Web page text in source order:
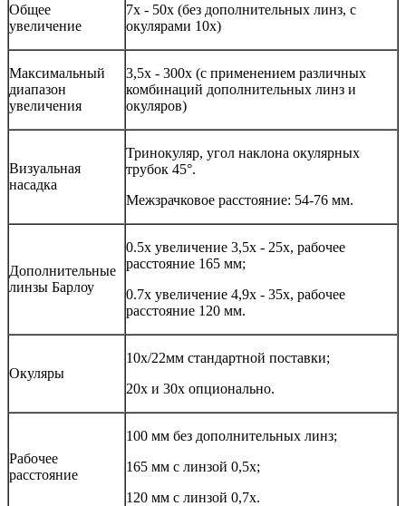
Общее
увеличение
7x - 50x (без дополнительных линз, с
окулярами 10x)
Максимальный
диапазон
увеличения
3,5х - 300x (c применением различных
комбинаций дополнительных линз и
окуляров)
Визуальная
насадка
Тринокуляр, угол наклона окулярных
трубок 45°.
Межзрачковое расстояние: 54-76 мм.
Дополнительные
линзы Барлоу
0.5х увеличение 3,5х - 25х, рабочее
расстояние 165 мм;
0.7х увеличение 4,9х - 35х, рабочее
расстояние 120 мм.
Окуляры
10x/22мм стандартной поставки;
20х и 30х опционально.
Рабочее
расстояние
100 мм без дополнительных линз;
165 мм с линзой 0,5х;
120 мм с линзой 0,7х.